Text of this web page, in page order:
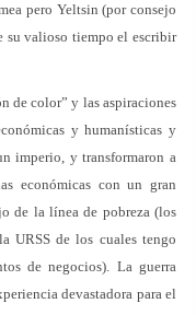
pero Yeltsin (por consejo
su valioso tiempo el escribir
de color” y las aspiraciones
y humanísticas y
imperio, y transformaron a
económicas con un gran
de la línea de pobreza (los
URSS de los cuales tengo
de negocios). La guerra
devastadora para el